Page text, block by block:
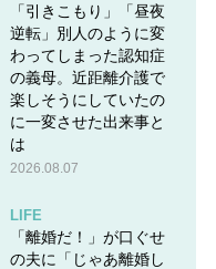
「引きこもり」「昼夜
逆転」別人のように変
わってしまった認知症
の義母。近距離介護で
楽しそうにしていたの
に一変させた出来事と
は
2026.08.07
LIFE
「離婚だ！」が口ぐせ
の夫に「じゃあ離婚し